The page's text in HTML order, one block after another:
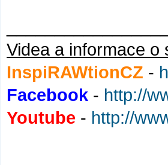
Videa a informace
InspiRAWtionCZ -
Facebook - http://
Youtube - http://